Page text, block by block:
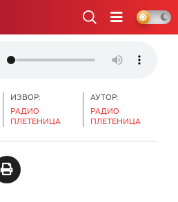
ИЗВОР:
РАДИО
ПЛЕТЕНИЦА
АУТОР:
РАДИО
ПЛЕТЕНИЦА